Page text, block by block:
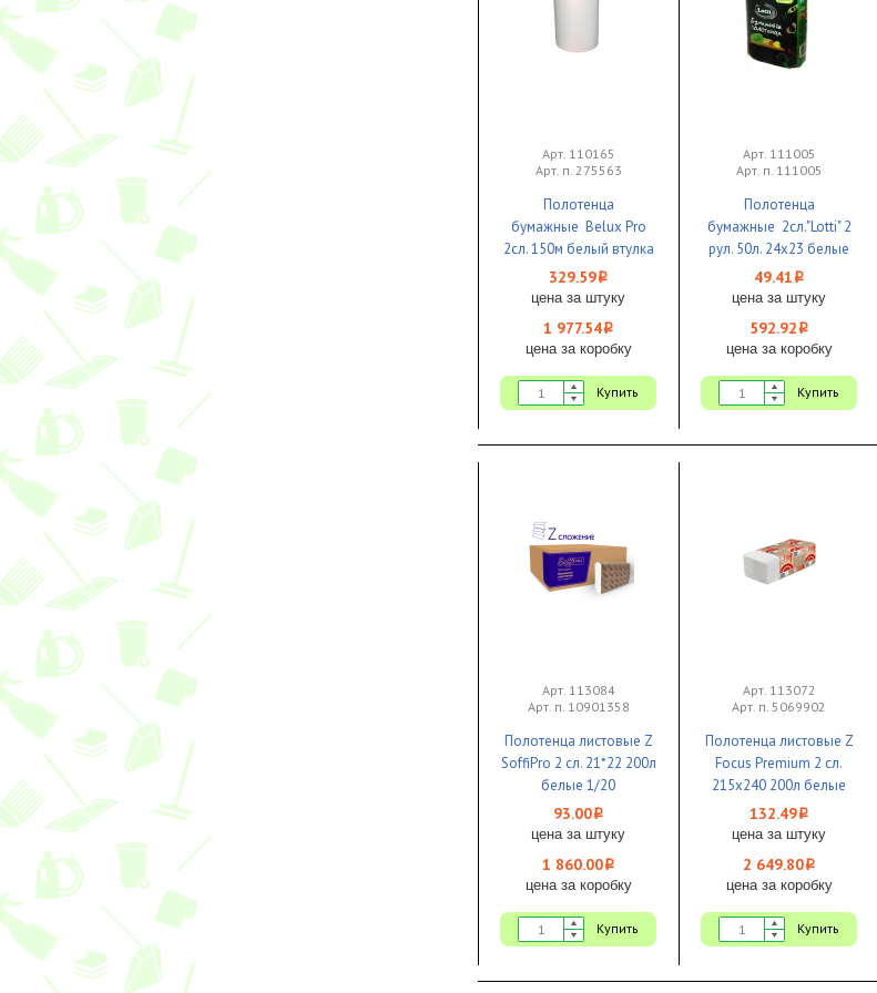
Арт. 110165
Арт. п. 275563
Полотенца
бумажные Belux Pro
2сл. 150м белый втулка
38мм ширина 20.3см с
тиснением 1/6
329.59i
цена за штуку
1 977.54i
цена за коробку
Купить
Арт. 111005
Арт. п. 111005
Полотенца
бумажные 2сл."Lotti" 2
рул. 50л. 24х23 белые
1/12
49.41 i
цена за штуку
592.92 i
цена за коробку
Купить
Арт. 113084
Арт. п. 10901358
Полотенца листовые Z
SoffiPro 2 сл. 21*22 200л
белые 1/20
93.00i
цена за штуку
1 860.00i
цена за коробку
Купить
Арт. 113072
Арт. п. 5069902
Полотенца листовые Z
Focus Premium 2 сл.
215х240 200л белые
быстрорастворимые
1/20
132.49i
цена за штуку
2 649.80i
цена за коробку
Купить